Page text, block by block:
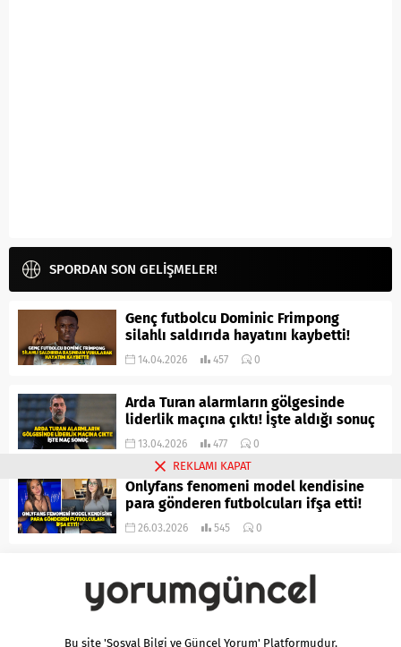
SPORDAN SON GELİŞMELER!
Genç futbolcu Dominic Frimpong
silahlı saldırıda hayatını kaybetti!
14.04.2026 457 0
Arda Turan alarmların gölgesinde
liderlik maçına çıktı! İşte aldığı sonuç
13.04.2026 477 0
Onlyfans fenomeni model kendisine
para gönderen futbolcuları ifşa etti!
26.03.2026 545 0
Bu site 'Sosyal Bilgi ve Güncel Yorum' Platformudur.
REKLAMI KAPAT